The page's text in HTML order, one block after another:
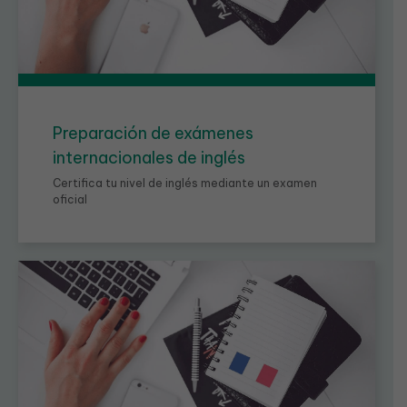
Preparación de exámenes
internacionales de inglés
Certifica tu nivel de inglés mediante un examen
oficial